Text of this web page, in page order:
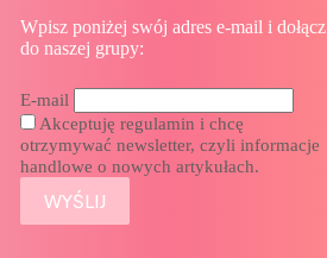
Wpisz poniżej swój adres e-mail i dołącz
do naszej grupy:
E-mail
Akceptuję regulamin i chcę
otrzymywać newsletter, czyli informacje
handlowe o nowych artykułach.